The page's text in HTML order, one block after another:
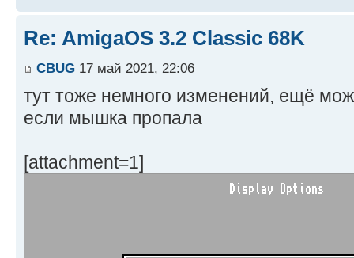
Re: AmigaOS 3.2 Classic 68K
CBUG 17 май 2021, 22:06
тут тоже немного изменений, ещё
если мышка пропала
[attachment=1]